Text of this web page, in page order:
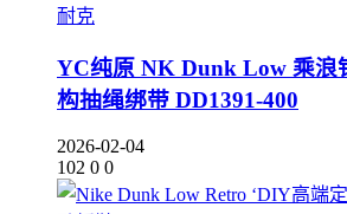
耐克
YC纯原 NK Dunk Low 乘浪
构抽绳绑带 DD1391-400
2026-02-04
102 0 0